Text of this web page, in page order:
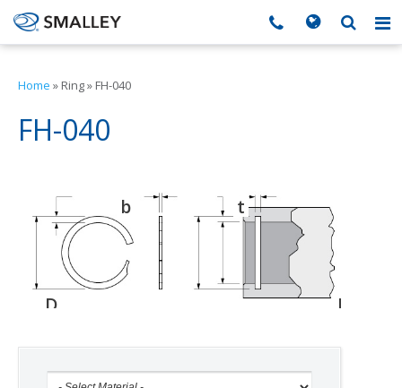
Search form
搜索
Home » Ring» FH-040
FH-040
b t
D
Do